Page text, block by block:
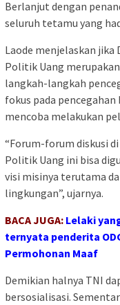
Berlanjut dengan
seluruh tetamu yang
Laode menjelaskan jika
Politik Uang
langkah-langkah
fokus pada
mencoba melakukan
“Forum-forum diskusi di
Politik Uang ini bisa
visi misinya terutama
lingkungan”, ujarnya.
BACA JUGA: Lelaki
ternyata penderita
Permohonan Maaf
Demikian halnya TNI
bersosialisasi.